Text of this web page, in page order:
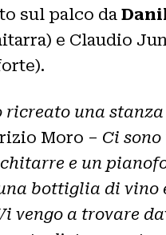
sul palco da
e Claudio
ricreato una stanza
Moro – Ci sono
e un
bottiglia di vino
vengo a trovare